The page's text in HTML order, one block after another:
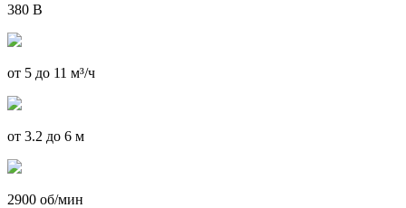
380 В
от 5 до 11 м³/ч
от 3.2 до 6 м
2900 об/мин